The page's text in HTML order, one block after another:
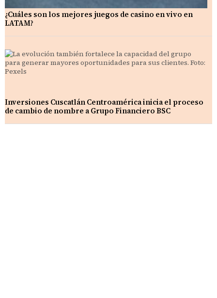
¿Cuáles son los mejores juegos de casino en vivo en
LATAM?
Inversiones Cuscatlán Centroamérica inicia el proceso
de cambio de nombre a Grupo Financiero BSC